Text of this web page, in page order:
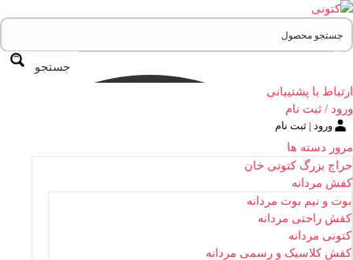
جستجو
ارتباط با پشتیبانی
ورود / ثبت نام
ورود | ثبت نام
مرور دسته ها
حراج بزرگ کتونی خان
کفش مردانه
بوت و نیم بوت مردانه
کفش راحتی مردانه
کتونی مردانه
کفش کلاسیک و رسمی مردانه